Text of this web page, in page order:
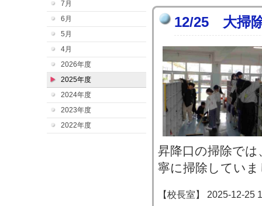
7月
6月
5月
4月
2026年度
2025年度
2024年度
2023年度
2022年度
12/25 大掃
昇降口の掃除で
寧に掃除してい
【校長室】 2025-12-25